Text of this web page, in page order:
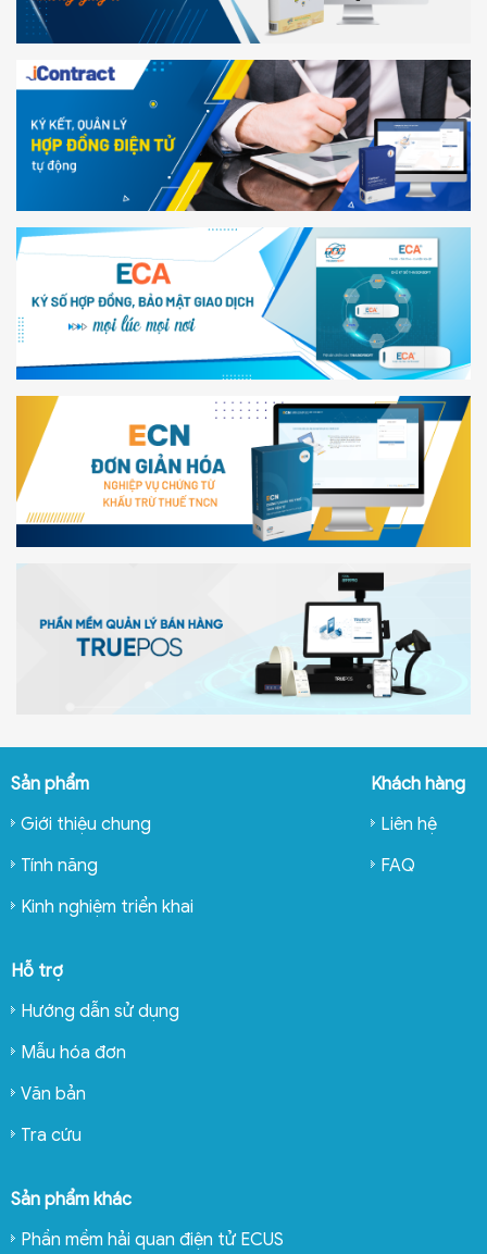
Sản phẩm
Giới thiệu chung
Tính năng
Kinh nghiệm triển khai
Khách hàng
Liên hệ
FAQ
Hỗ trợ
Hướng dẫn sử dụng
Mẫu hóa đơn
Văn bản
Tra cứu
Sản phẩm khác
Phần mềm hải quan điện tử ECUS